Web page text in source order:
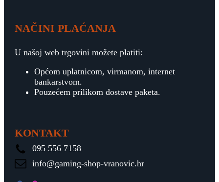
NAČINI PLAĆANJA
U našoj web trgovini možete platiti:
Općom uplatnicom, virmanom, internet
bankarstvom.
Pouzećem prilikom dostave paketa.
KONTAKT
095 556 7158
info@gaming-shop-vranovic.hr